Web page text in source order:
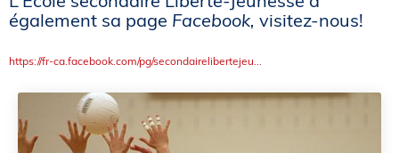
également sa page Facebook, visitez-nous!
https://fr-ca.facebook.com/pg/secondairelibertejeu...